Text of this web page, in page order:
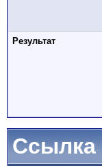
Результат
Ссылка